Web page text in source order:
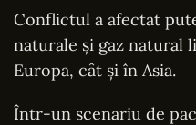
Conflictul a afectat
naturale și gaz natural
Europa, cât și în Asia.
Într-un scenariu de